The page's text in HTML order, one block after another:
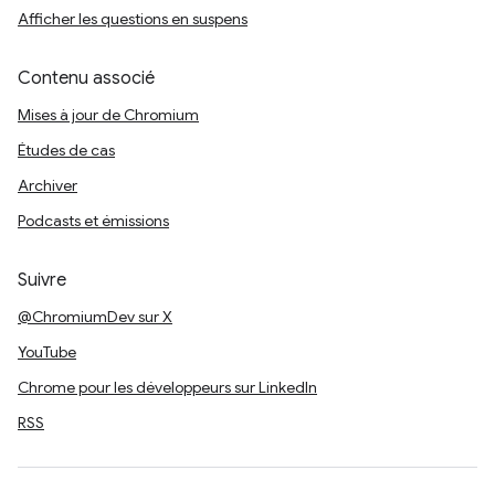
Afficher les questions en suspens
Contenu associé
Mises à jour de Chromium
Études de cas
Archiver
Podcasts et émissions
Suivre
@ChromiumDev sur X
YouTube
Chrome pour les développeurs sur LinkedIn
RSS